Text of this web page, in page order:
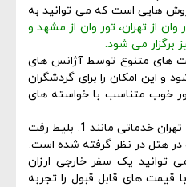
هایی است که می توانید به
وان از تهران،تور وان از مشهدو
برگزار می شود.
های متنوع توسط آژانس های
و این امکان را برای گردشگران
خوب متناسب با خواسته های
معمولا در پکیج های تور وان از تهران خدماتی مانند 1. بلیط رفت
توانید یک سفر خارجی ارزان
قیمت های قابل قبول را تجربه